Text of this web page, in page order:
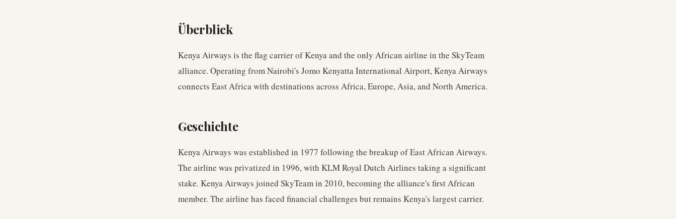
Überblick
Kenya Airways is the flag carrier of Kenya and the only African airline in the SkyTeam
alliance. Operating from Nairobi's Jomo Kenyatta International Airport, Kenya Airways
connects East Africa with destinations across Africa, Europe, Asia, and North America.
Geschichte
Kenya Airways was established in 1977 following the breakup of East African Airways.
The airline was privatized in 1996, with KLM Royal Dutch Airlines taking a significant
stake. Kenya Airways joined SkyTeam in 2010, becoming the alliance's first African
member. The airline has faced financial challenges but remains Kenya's largest carrier.